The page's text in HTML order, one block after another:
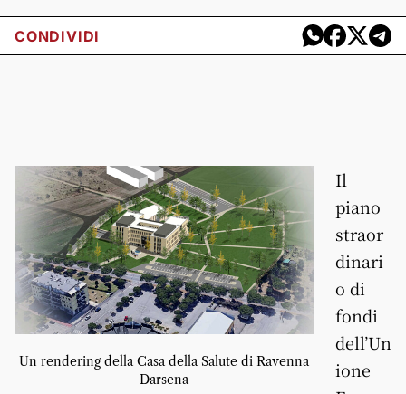
CONDIVIDI
Un rendering della Casa della Salute di Ravenna
Darsena
Il
piano
straor
dinari
o di
fondi
dell’Un
ione